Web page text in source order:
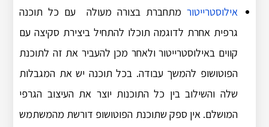
אילוסטרייטור מתחברת בצורה מעולה עם כל תוכנה
גרפית אחרת לדוגמה תוכלו להתחיל ביצירת סקיצה עם
קווים באילוסטרייטור ולאחר מכן להעביר את זה לתוכנת
הפוטושופ להמשך עבודה. בכל תוכנה יש את המגבלות
שלה והשילוב בין כל התוכנות יוצר את העיצוב הגרפי
המושלם. אין ספק שתוכנת הפוטושופ דורשת מהמשתמש